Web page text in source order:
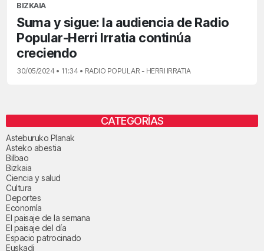
BIZKAIA
Suma y sigue: la audiencia de Radio
Popular-Herri Irratia continúa
creciendo
30/05/2024 • 11:34 • RADIO POPULAR - HERRI IRRATIA
CATEGORÍAS
Asteburuko Planak
Asteko abestia
Bilbao
Bizkaia
Ciencia y salud
Cultura
Deportes
Economía
El paisaje de la semana
El paisaje del día
Espacio patrocinado
Euskadi